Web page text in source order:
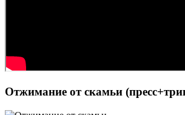
Отжимание от скамьи